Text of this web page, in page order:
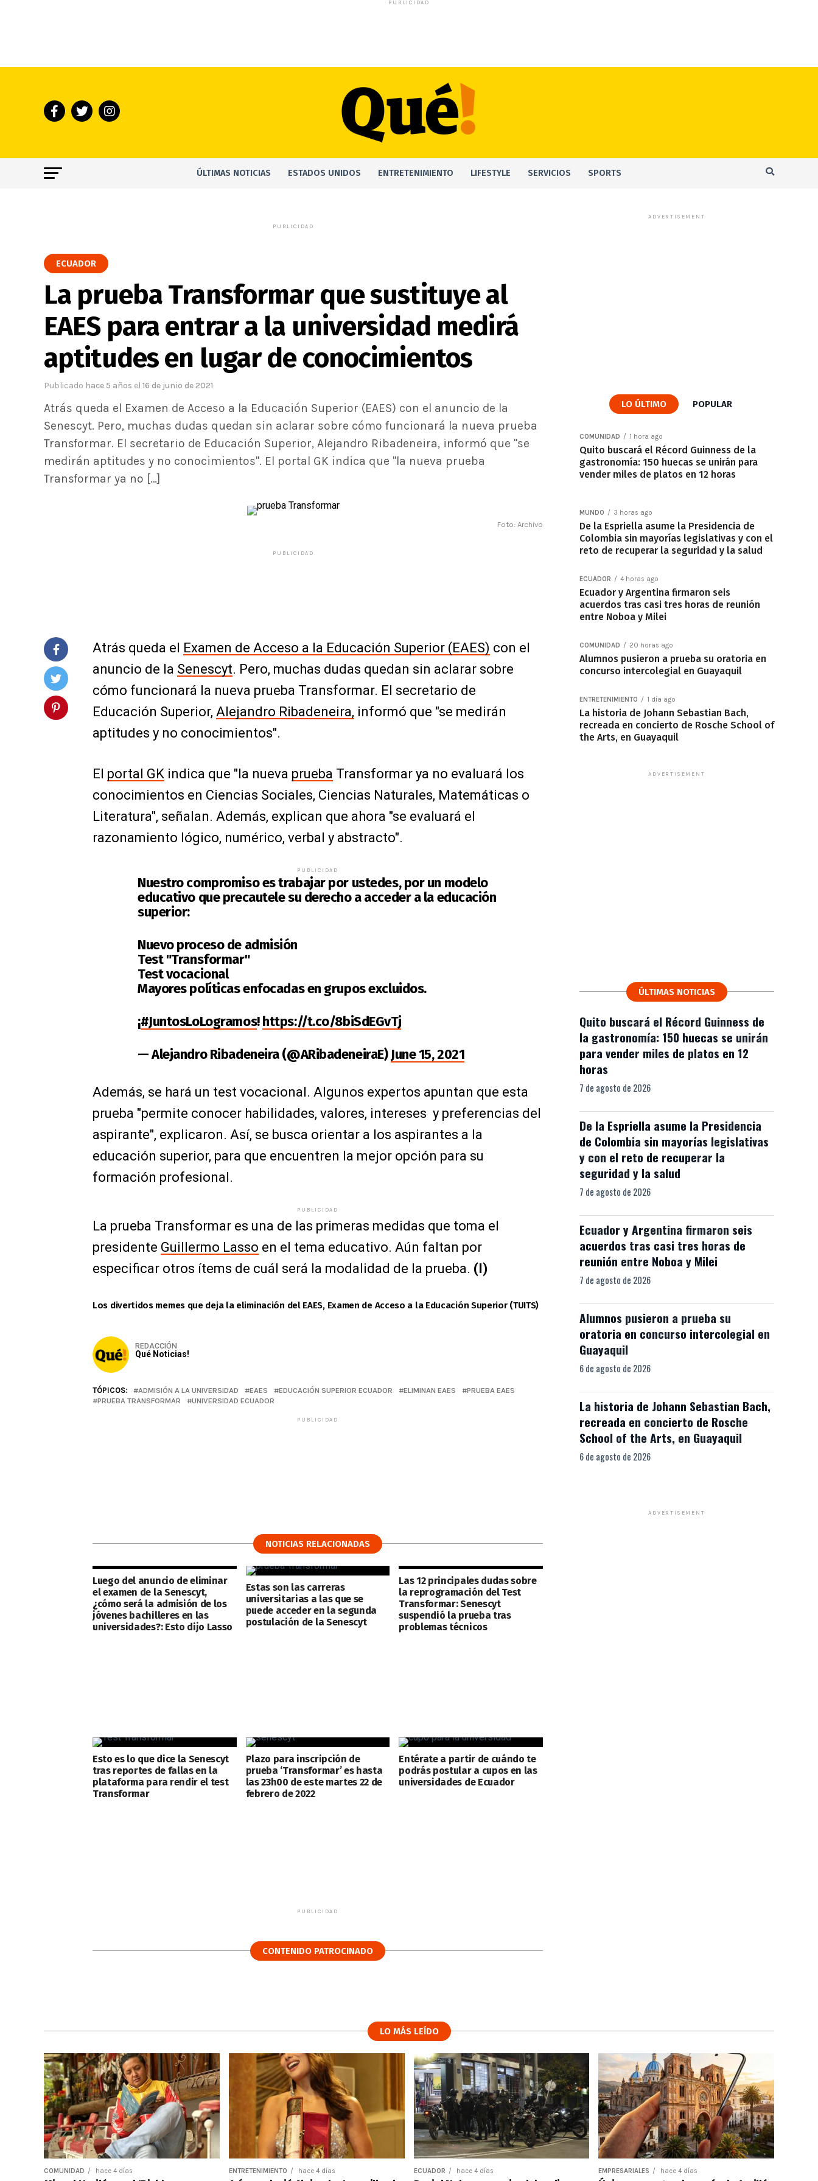
PUBLICIDAD
ÚLTIMAS NOTICIAS ESTADOS UNIDOS ENTRETENIMIENTO LIFESTYLE SERVICIOS SPORTS
PUBLICIDAD
ECUADOR
La prueba Transformar que sustituye al
EAES para entrar a la universidad medirá
aptitudes en lugar de conocimientos
Publicado hace 5 años el 16 de junio de 2021
Atrás queda el Examen de Acceso a la Educación Superior (EAES) con el anuncio de la
Senescyt. Pero, muchas dudas quedan sin aclarar sobre cómo funcionará la nueva prueba
Transformar. El secretario de Educación Superior, Alejandro Ribadeneira, informó que "se
medirán aptitudes y no conocimientos". El portal GK indica que "la nueva prueba
Transformar ya no […]
Foto: Archivo
PUBLICIDAD
Atrás queda el Examen de Acceso a la Educación Superior (EAES) con el
anuncio de la Senescyt. Pero, muchas dudas quedan sin aclarar sobre
cómo funcionará la nueva prueba Transformar. El secretario de
Educación Superior, Alejandro Ribadeneira, informó que "se medirán
aptitudes y no conocimientos".
El portal GK indica que "la nueva prueba Transformar ya no evaluará los
conocimientos en Ciencias Sociales, Ciencias Naturales, Matemáticas o
Literatura", señalan. Además, explican que ahora "se evaluará el
razonamiento lógico, numérico, verbal y abstracto".
PUBLICIDAD
Nuestro compromiso es trabajar por ustedes, por un modelo
educativo que precautele su derecho a acceder a la educación
superior:
Nuevo proceso de admisión
Test "Transformar"
Test vocacional
Mayores políticas enfocadas en grupos excluidos.
¡#JuntosLoLogramos!https://t.co/8biSdEGvTj
— Alejandro Ribadeneira (@ARibadeneiraE)June 15, 2021
Además, se hará un test vocacional. Algunos expertos apuntan que esta
prueba "permite conocer habilidades, valores, intereses y preferencias del
aspirante", explicaron. Así, se busca orientar a los aspirantes a la
educación superior, para que encuentren la mejor opción para su
formación profesional.
PUBLICIDAD
La prueba Transformar es una de las primeras medidas que toma el
presidente Guillermo Lasso en el tema educativo. Aún faltan por
especificar otros ítems de cuál será la modalidad de la prueba. (I)
Los divertidos memes que deja la eliminación del EAES, Examen de Acceso a la Educación Superior (TUITS)
REDACCIÓN
Qué Noticias!
TÓPICOS: ADMISIÓN A LA UNIVERSIDAD EAES EDUCACIÓN SUPERIOR ECUADOR ELIMINAN EAES
PRUEBA EAES
PRUEBA TRANSFORMAR
UNIVERSIDAD ECUADOR
PUBLICIDAD
NOTICIAS RELACIONADAS
Luego del anuncio de eliminar
el examen de la Senescyt,
¿cómo será la admisión de los
jóvenes bachilleres en las
universidades?: Esto dijo Lasso
Estas son las carreras
universitarias a las que se
puede acceder en la segunda
postulación de la Senescyt
Las 12 principales dudas sobre
la reprogramación del Test
Transformar: Senescyt
suspendió la prueba tras
problemas técnicos
Esto es lo que dice la Senescyt
tras reportes de fallas en la
plataforma para rendir el test
Transformar
Plazo para inscripción de
prueba ‘Transformar’ es hasta
las 23h00 de este martes 22 de
febrero de 2022
Entérate a partir de cuándo te
podrás postular a cupos en las
universidades de Ecuador
PUBLICIDAD
CONTENIDO PATROCINADO
ADVERTISEMENT
LO ÚLTIMO POPULAR
COMUNIDAD 1 hora ago
Quito buscará el Récord Guinness de la
gastronomía: 150 huecas se unirán para
vender miles de platos en 12 horas
MUNDO 3 horas ago
De la Espriella asume la Presidencia de
Colombia sin mayorías legislativas y con el
reto de recuperar la seguridad y la salud
ECUADOR 4 horas ago
Ecuador y Argentina firmaron seis
acuerdos tras casi tres horas de reunión
entre Noboa y Milei
COMUNIDAD 20 horas ago
Alumnos pusieron a prueba su oratoria en
concurso intercolegial en Guayaquil
ENTRETENIMIENTO 1 día ago
La historia de Johann Sebastian Bach,
recreada en concierto de Rosche School of
the Arts, en Guayaquil
ADVERTISEMENT
ÚLTIMAS NOTICIAS
Quito buscará el Récord Guinness de
la gastronomía: 150 huecas se unirán
para vender miles de platos en 12
horas
7 de agosto de 2026
De la Espriella asume la Presidencia
de Colombia sin mayorías legislativas
y con el reto de recuperar la
seguridad y la salud
7 de agosto de 2026
Ecuador y Argentina firmaron seis
acuerdos tras casi tres horas de
reunión entre Noboa y Milei
7 de agosto de 2026
Alumnos pusieron a prueba su
oratoria en concurso intercolegial en
Guayaquil
6 de agosto de 2026
La historia de Johann Sebastian Bach,
recreada en concierto de Rosche
School of the Arts, en Guayaquil
6 de agosto de 2026
ADVERTISEMENT
LO MÁS LEÍDO
COMUNIDAD hace 4 días ENTRETENIMIENTO hace 4 días ECUADOR hace 4 días EMPRESARIALES hace 4 días